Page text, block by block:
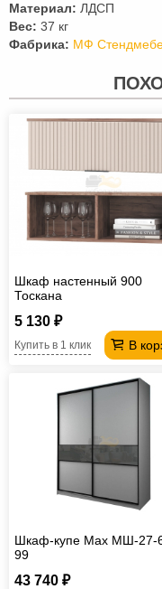
Материал: ЛДСП
Вес: 37 кг
Фабрика: МФ
Шкаф настенный 900
Тоскана
5 130 ₽
В
Купить в 1 клик
Шкаф-купе Max МШ-27-
99
43 740 ₽